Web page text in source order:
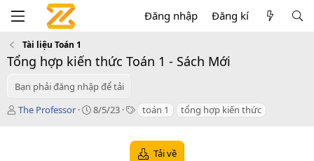
Đăng nhập Đăng kí
Tài liệu Toán 1
Tổng hợp kiến thức Toán 1 - Sách Mới
Bạn phải đăng nhập để tải
T
The Professor
C
8/5/23
T toán 1 tổng hợp kiến thức
Tải về